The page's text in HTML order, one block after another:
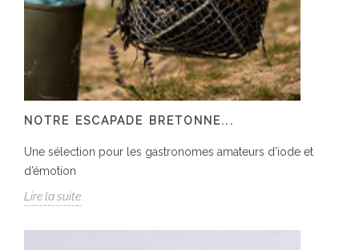
NOTRE ESCAPADE BRETONNE...
Une sélection pour les gastronomes amateurs d’iode et
d’émotion
Lire la suite